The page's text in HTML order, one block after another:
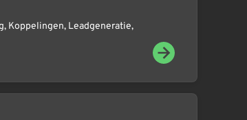
, Koppelingen, Leadgeneratie,